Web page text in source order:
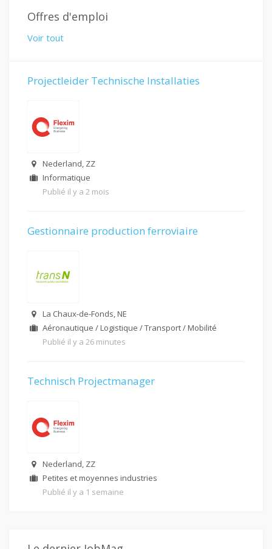
Offres d'emploi
Voir tout
Projectleider Technische Installaties
Nederland, ZZ
Informatique
Publié il y a 2 mois
Gestionnaire production ferroviaire
La Chaux-de-Fonds, NE
Aéronautique / Logistique / Transport / Mobilité
Publié il y a 26 minutes
Technisch Projectmanager
Nederland, ZZ
Petites et moyennes industries
Publié il y a 1 semaine